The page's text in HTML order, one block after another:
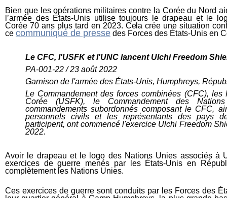
Bien que les opérations militaires contre la Corée du Nord
l’armée des États-Unis utilise toujours le drapeau et le
Corée 70 ans plus tard en 2023. Cela crée une situation
ce communiqué de presse des Forces des États-Unis en
Le CFC, l'USFK et l'UNC lancent Ulchi Freedom
PA-001-22 / 23 août 2022
Garnison de l'armée des États-Unis, Humphreys,
Le Commandement des forces combinées (CFC), les
Corée (USFK), le Commandement des
commandementssubordonnés composant le CFC,
personnels civils et les représentants des pays
participent,ont commencé l'exercice Ulchi Freedom
2022.
Avoir le drapeau et le logo des Nations Unies associés à
exercices de guerre menés par
les États-Unisen
complètement les Nations Unies.
Ces exercices de guerre sont conduits par les Forces des